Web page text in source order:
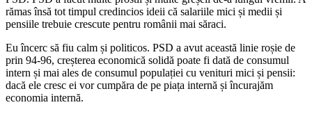
rămas însă tot timpul credincios ideii că salariile mici și medii și
pensiile trebuie crescute pentru românii mai săraci.
Eu încerc să fiu calm și politicos. PSD a avut această linie roșie de
prin 94-96, creșterea economică solidă poate fi dată de consumul
intern și mai ales de consumul populației cu venituri mici și pensii:
dacă ele cresc ei vor cumpăra de pe piața internă și încurajăm
economia internă.